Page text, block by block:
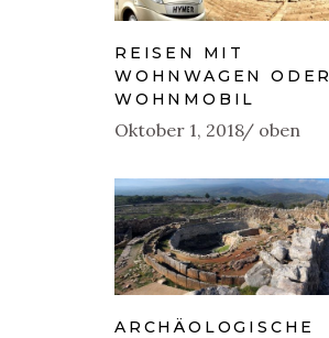
REISEN MIT
WOHNWAGEN ODER
WOHNMOBIL
Oktober 1, 2018 oben
ARCHÄOLOGISCHE